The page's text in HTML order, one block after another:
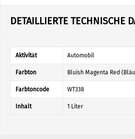
DETAILLIERTE TECHNISCHE
Aktivität Automobil
Farbton Bluish Magenta Red
Farbtoncode WT338
Inhalt 1 Liter